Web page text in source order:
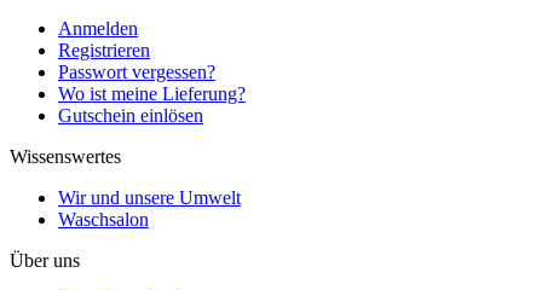
Anmelden
Registrieren
Passwort vergessen?
Wo ist meine Lieferung?
Gutschein einlösen
Wissenswertes
Wir und unsere Umwelt
Waschsalon
Über uns